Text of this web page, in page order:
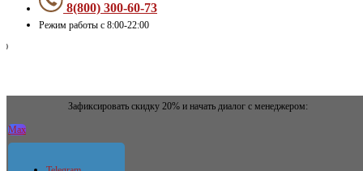
8(800) 300-60-73
Режим работы с 8:00-22:00
Зафиксировать скидку 20% и начать диалог с менеджером:
Max